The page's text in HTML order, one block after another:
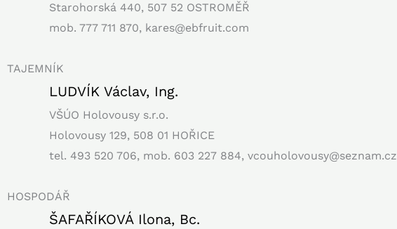
Starohorská 440, 507 52 OSTROMĚŘ
mob. 777 711 870, kares@ebfruit.com
TAJEMNÍK
LUDVÍK Václav, Ing.
VŠÚO Holovousy s.r.o.
Holovousy 129, 508 01 HOŘICE
tel. 493 520 706, mob. 603 227 884, vcouholovousy@seznam.cz
HOSPODÁŘ
ŠAFAŘÍKOVÁ Ilona, Bc.